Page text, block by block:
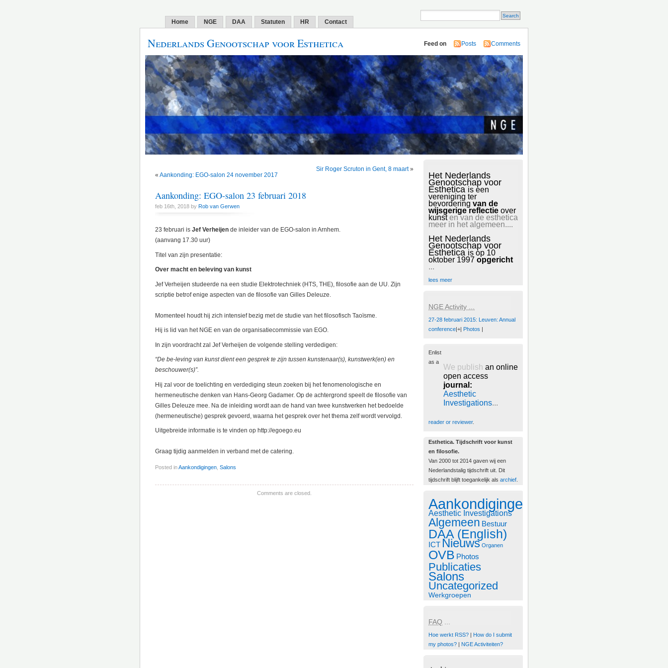
Home NGE DAA Statuten HR Contact
Nederlands Genootschap voor Esthetica Feed on Posts Comments
« Aankonding: EGO-salon 24 november 2017
Sir Roger Scruton in Gent, 8 maart»
Aankonding: EGO-salon 23 februari 2018
feb 16th, 2018 by Rob van Gerwen
23 februari is Jef Verheijen de inleider van de EGO-salon in Arnhem.
(aanvang 17.30 uur)
Titel van zijn presentatie:
Over macht en beleving van kunst
Jef Verheijen studeerde na een studie Elektrotechniek (HTS, THE), filosofie aan de UU. Zijn
scriptie betrof enige aspecten van de filosofie van Gilles Deleuze.
Momenteel houdt hij zich intensief bezig met de studie van het filosofisch Taoïsme.
Hij is lid van het NGE en van de organisatiecommissie van EGO.
In zijn voordracht zal Jef Verheijen de volgende stelling verdedigen:
“De be-leving van kunst dient een gesprek te zijn tussen kunstenaar(s), kunstwerk(en) en
beschouwer(s)”.
Hij zal voor de toelichting en verdediging steun zoeken bij het fenomenologische en
hermeneutische denken van Hans-Georg Gadamer. Op de achtergrond speelt de filosofie van
Gilles Deleuze mee. Na de inleiding wordt aan de hand van twee kunstwerken het bedoelde
(hermeneutische) gesprek gevoerd, waarna het gesprek over het thema zelf wordt vervolgd.
Uitgebreide informatie is te vinden op http://egoego.eu
Graag tijdig aanmelden in verband met de catering.
Posted inAankondigingen, Salons
Comments are closed.
Het Nederlands
Genootschap voor
Esthetica is een
vereniging ter
bevordering van de
wijsgerige reflectie over
kunsten van de esthetica
meer in het algemeen....
Het Nederlands
Genootschap voor
Esthetica is op 10
oktober 1997 opgericht
...
lees meer
NGE Activity ...
27-28 februari 2015: Leuven: Annual
conference|+| Photos |
We publish an online
open access
journal:
Aesthetic
Investigations...
Enlist
as a
reader or reviewer.
Esthetica. Tijdschrift voor kunst
en filosofie.
Van 2000 tot 2014 gaven wij een
Nederlandstalig tijdschrift uit. Dit
tijdschrift blijft toegankelijk als archief
Aankondigingen
Aesthetic Investigations
Algemeen Bestuur
DAA (English)
ICT Nieuws Organen
OVB Photos
Publicaties
Salons
Uncategorized
Werkgroepen
FAQ ...
Hoe werkt RSS?
How do I submit
my photos?
NGE Activiteiten?